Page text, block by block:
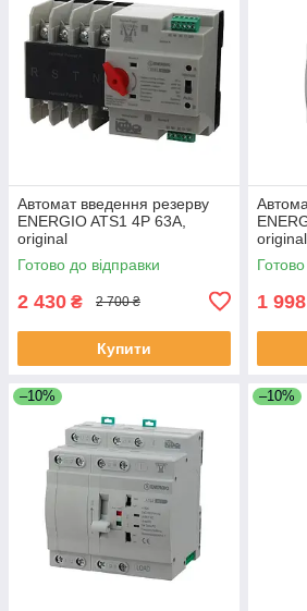
Автомат введення резерву
ENERGIO ATS1 4P 63A,
original
Готово до відправки
2 430 ₴ 2 700 ₴
Купити
original
1 998
–10% –10%